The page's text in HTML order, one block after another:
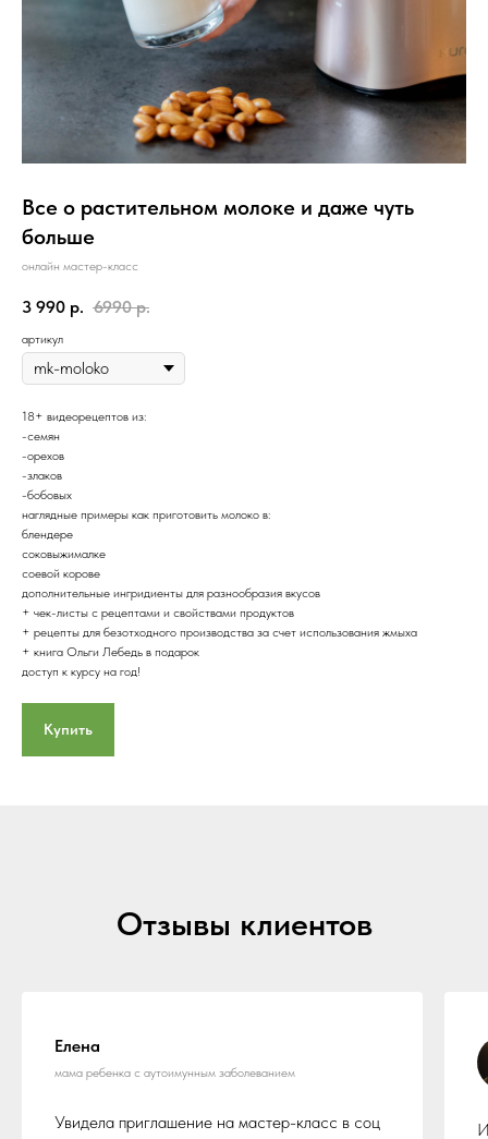
Все о растительном молоке и даже чуть
больше
онлайн мастер-класс
3 990 р. 6990 р.
артикул
18+ видеорецептов из:
-семян
-орехов
-злаков
-бобовых
наглядные примеры как приготовить молоко в:
блендере
соковыжималке
соевой корове
дополнительные ингридиенты для разнообразия вкусов
+ чек-листы с рецептами и свойствами продуктов
+ рецепты для безотходного производства за счет использования жмыха
+ книга Ольги Лебедь в подарок
доступ к курсу на год!
Купить
Отзывы клиентов
Елена
мама ребенка с аутоимунным заболеванием
Увидела приглашение на мастер-класс в соц